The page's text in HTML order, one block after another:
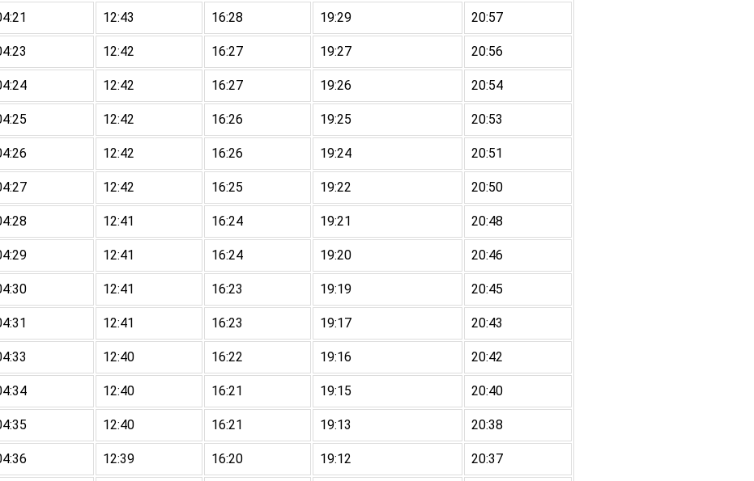
12:43 16:28 19:29 20:57
12:42 16:27 19:27 20:56
12:42 16:27 19:26 20:54
12:42 16:26 19:25 20:53
12:42 16:26 19:24 20:51
12:42 16:25 19:22 20:50
12:41 16:24 19:21 20:48
12:41 16:24 19:20 20:46
12:41 16:23 19:19 20:45
12:41 16:23 19:17 20:43
12:40 16:22 19:16 20:42
12:40 16:21 19:15 20:40
12:40 16:21 19:13 20:38
12:39 16:20 19:12 20:37